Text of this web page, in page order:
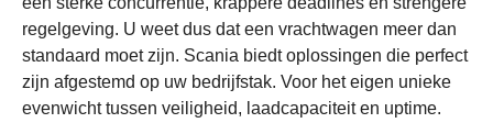
regelgeving. U weet dus dat een vrachtwagen meer dan
standaard moet zijn. Scania biedt oplossingen die perfect
zijn afgestemd op uw bedrijfstak. Voor het eigen unieke
evenwicht tussen veiligheid, laadcapaciteit en uptime.